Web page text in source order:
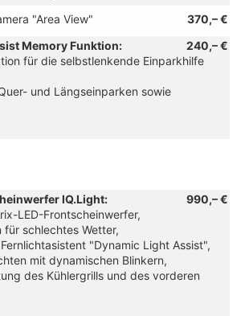
370,– €
"Area View"
240,– €
Memory Funktion:
für die selbstlenkende Einparkhilfe
und Längseinparken sowie
990,– €
IQ.Light:
LED-Frontscheinwerfer,
für schlechtes Wetter,
"Dynamic Light Assist",
mit dynamischen Blinkern,
des Kühlergrills und des vorderen